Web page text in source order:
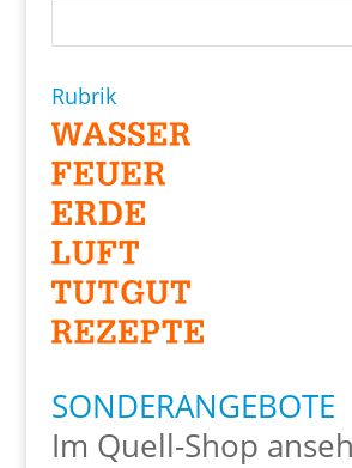
Rubrik
SONDERANGEBOTE
Im Quell-Shop